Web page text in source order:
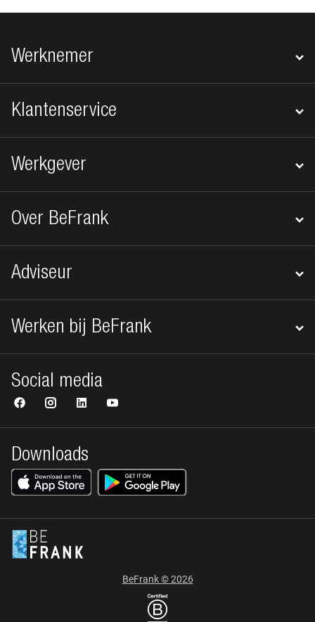
Footer navigatie
Werknemer
Klantenservice
Werkgever
Over BeFrank
Adviseur
Werken bij BeFrank
Downloads
Social media
BeFrank © 2026